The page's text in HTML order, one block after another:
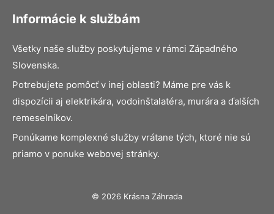
Informácie k službám
Všetky naše služby poskytujeme v rámci Západného
Slovenska.
Potrebujete pomôcť v inej oblasti? Máme pre vás k
dispozícii aj elektrikára, vodoinštalatéra, murára a ďalších
remeselníkov.
Ponúkame komplexné služby vrátane tých, ktoré nie sú
priamo v ponuke webovej stránky.
© 2026 Krásna Záhrada